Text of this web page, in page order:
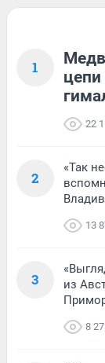
1
22
2
«Так
13
3
из
8